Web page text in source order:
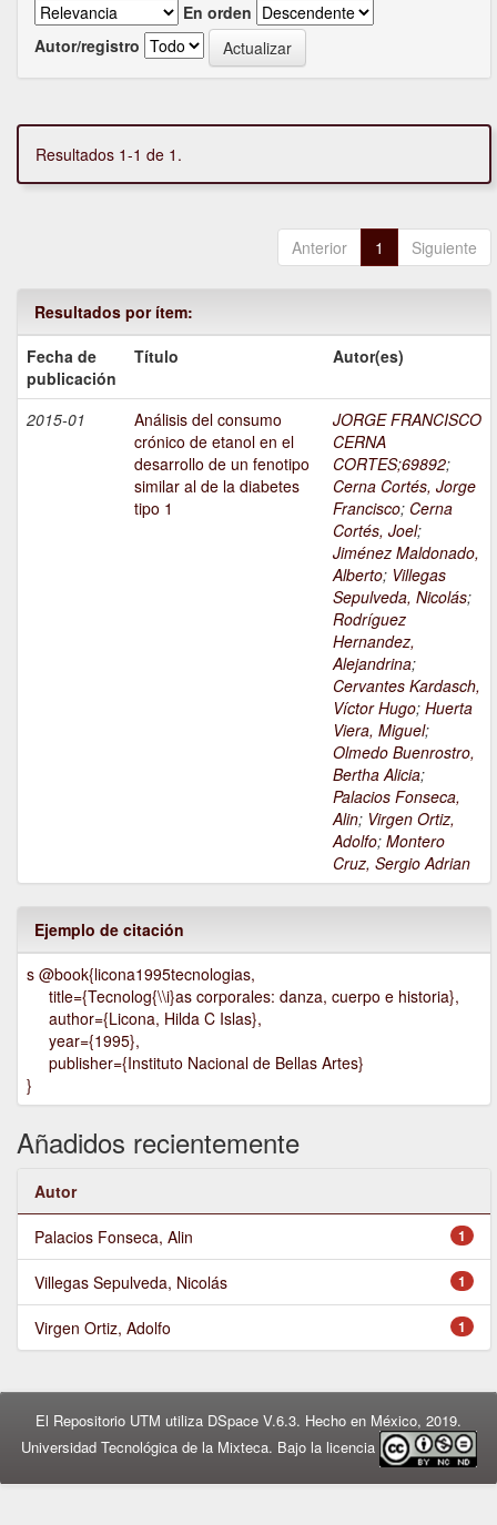
En orden
Autor/registro
Resultados 1-1 de 1.
Anterior 1 Siguiente
Resultados por ítem:
Fecha de
publicación
Título Autor(es)
2015-01
Análisis del consumo
crónico de etanol en el
desarrollo de un fenotipo
similar al de la diabetes
tipo 1
JORGE FRANCISCO
CERNA
CORTES;69892;
Cerna Cortés, Jorge
Francisco; Cerna
Cortés, Joel;
Jiménez Maldonado,
Alberto; Villegas
Sepulveda, Nicolás;
Rodríguez
Hernandez,
Alejandrina;
Cervantes Kardasch,
Víctor Hugo; Huerta
Viera, Miguel;
Olmedo Buenrostro,
Bertha Alicia;
Palacios Fonseca,
Alin; Virgen Ortiz,
Adolfo; Montero
Cruz, Sergio Adrian
Ejemplo de citación
s @book{licona1995tecnologias,
title={Tecnolog{\\i}as corporales: danza, cuerpo e historia},
author={Licona, Hilda C Islas},
year={1995},
publisher={Instituto Nacional de Bellas Artes}
}
Añadidos recientemente
Autor
1
Palacios Fonseca, Alin
1
Villegas Sepulveda, Nicolás
1
Virgen Ortiz, Adolfo
El Repositorio UTM utiliza DSpace V.6.3. Hecho en México, 2019.
Universidad Tecnológica de la Mixteca. Bajo la licencia